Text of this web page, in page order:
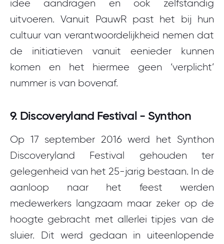
idee aandragen en ook zelfstandig
uitvoeren. Vanuit PauwR past het bij hun
cultuur van verantwoordelijkheid nemen dat
de initiatieven vanuit eenieder kunnen
komen en het hiermee geen ‘verplicht’
nummer is van bovenaf.
9. Discoveryland Festival - Synthon
Op 17 september 2016 werd het Synthon
Discoveryland Festival gehouden ter
gelegenheid van het 25-jarig bestaan. In de
aanloop naar het feest werden
medewerkers langzaam maar zeker op de
hoogte gebracht met allerlei tipjes van de
sluier. Dit werd gedaan in uiteenlopende